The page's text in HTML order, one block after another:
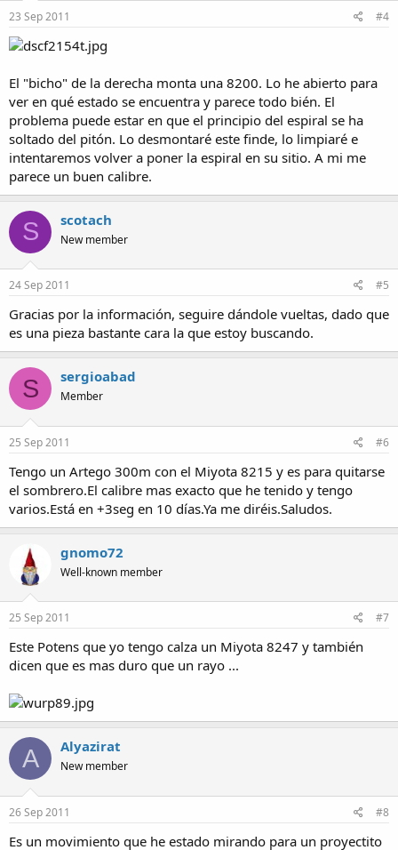
23 Sep 2011 #4
El "bicho" de la derecha monta una 8200. Lo he abierto para
ver en qué estado se encuentra y parece todo bién. El
problema puede estar en que el principio del espiral se ha
soltado del pitón. Lo desmontaré este finde, lo limpiaré e
intentaremos volver a poner la espiral en su sitio. A mi me
parece un buen calibre.
S scotach
New member
24 Sep 2011 #5
Gracias por la información, seguire dándole vueltas, dado que
es una pieza bastante cara la que estoy buscando.
S sergioabad
Member
25 Sep 2011 #6
Tengo un Artego 300m con el Miyota 8215 y es para quitarse
el sombrero.El calibre mas exacto que he tenido y tengo
varios.Está en +3seg en 10 días.Ya me diréis.Saludos.
gnomo72
Well-known member
25 Sep 2011 #7
Este Potens que yo tengo calza un Miyota 8247 y también
dicen que es mas duro que un rayo ...
A Alyazirat
New member
26 Sep 2011 #8
Es un movimiento que he estado mirando para un proyectito